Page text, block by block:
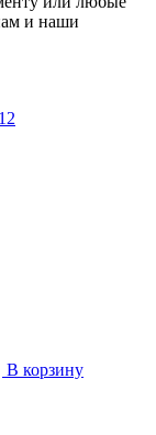
и наши
В корзину